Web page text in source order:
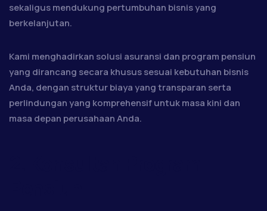
sekaligus mendukung pertumbuhan bisnis yang
berkelanjutan.
Kami menghadirkan solusi asuransi dan program pensiun
yang dirancang secara khusus sesuai kebutuhan bisnis
Anda, dengan struktur biaya yang transparan serta
perlindungan yang komprehensif untuk masa kini dan
masa depan perusahaan Anda.